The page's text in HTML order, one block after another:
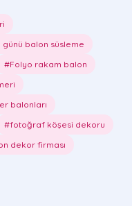
balon süsleme
#Folyo rakam balon
balonları
#fotoğraf köşesi dekoru
dekor firması